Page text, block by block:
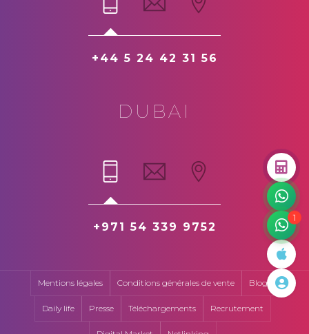
1
+44 5 24 42 31 56
DUBAI
+971 54 339 9752
Mentions légales Conditions générales de vente Blog
Daily life Presse Téléchargements Recrutement